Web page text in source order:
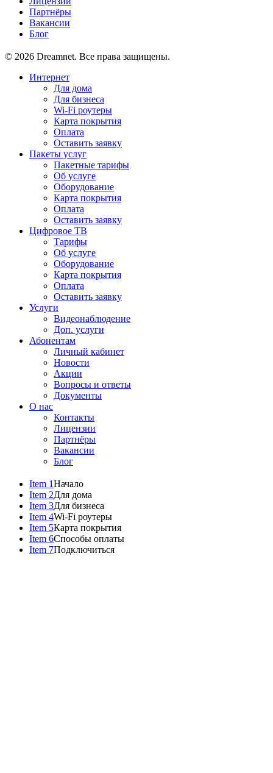
Партнёры
Вакансии
Блог
© 2026 Dreamnet. Все права защищены.
Интернет
Для дома
Для бизнеса
Wi-Fi роутеры
Карта покрытия
Оплата
Оставить заявку
Пакеты услуг
Пакетные тарифы
Об услуге
Оборудование
Карта покрытия
Оплата
Оставить заявку
Цифровое ТВ
Тарифы
Об услуге
Оборудование
Карта покрытия
Оплата
Оставить заявку
Услуги
Видеонаблюдение
Доп. услуги
Абонентам
Личный кабинет
Новости
Акции
Вопросы и ответы
Документы
О нас
Контакты
Лицензии
Партнёры
Вакансии
Блог
Item 1Начало
Item 2Для дома
Item 3Для бизнеса
Item 4Wi-Fi роутеры
Item 5Карта покрытия
Item 6Способы оплаты
Item 7Подключиться